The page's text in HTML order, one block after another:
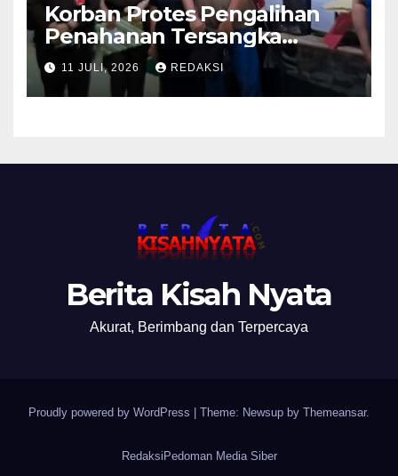
Korban Protes Pengalihan
Penahanan Tersangka
Pemalsuan Merek Skincare,
Kasi Penkum Kejati Jatim:
Nanti Saya Tegur Jaksanya
11 JULI, 2026 REDAKSI
Berita Kisah Nyata
Akurat, Berimbang dan Terpercaya
Proudly powered by WordPress Theme: Newsup by Themeansar.
RedaksiPedoman Media Siber